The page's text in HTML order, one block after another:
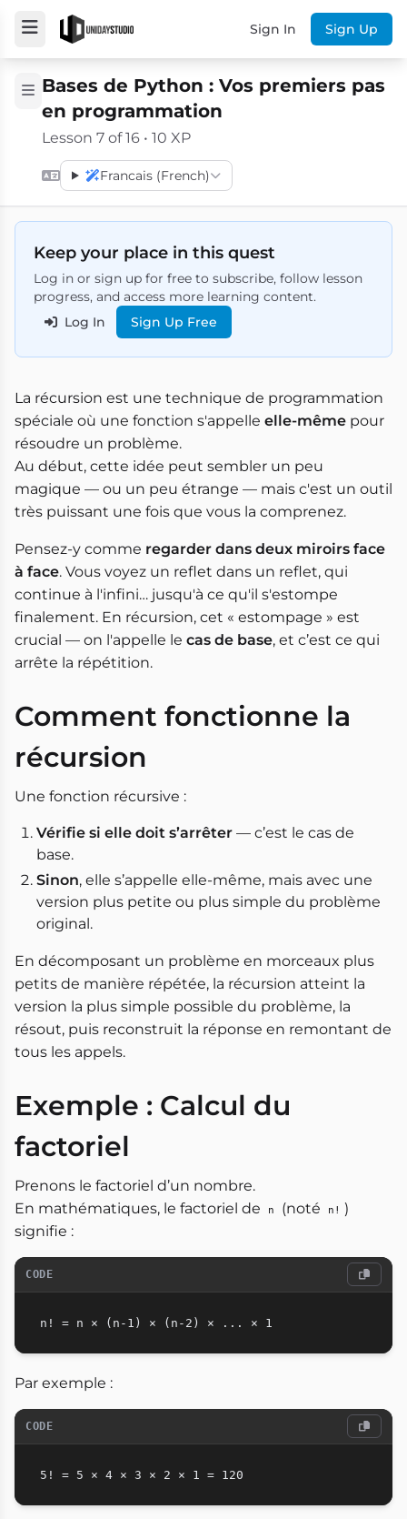
Sign In Sign Up
Bases de Python : Vos premiers pas
en programmation
Lesson 7 of 16 • 10 XP
Francais (French)
Keep your place in this quest
Log in or sign up for free to subscribe, follow lesson
progress, and access more learning content.
Log In
Sign Up Free
La récursion est une technique de programmation
spéciale où une fonction s'appelle elle-même pour
résoudre un problème.
Au début, cette idée peut sembler un peu
magique — ou un peu étrange — mais c'est un outil
très puissant une fois que vous la comprenez.
Pensez-y comme regarder dans deux miroirs face
à face. Vous voyez un reflet dans un reflet, qui
continue à l'infini… jusqu'à ce qu'il s'estompe
finalement. En récursion, cet « estompage » est
crucial — on l'appelle le cas de base, et c’est ce qui
arrête la répétition.
Comment fonctionne la
récursion
Une fonction récursive :
Vérifie si elle doit s’arrêter — c’est le cas de
base.
Sinon, elle s’appelle elle-même, mais avec une
version plus petite ou plus simple du problème
original.
En décomposant un problème en morceaux plus
petits de manière répétée, la récursion atteint la
version la plus simple possible du problème, la
résout, puis reconstruit la réponse en remontant de
tous les appels.
Exemple : Calcul du
factoriel
Prenons le factoriel d’un nombre.
En mathématiques, le factoriel de
n (noté n! )
signifie :
CODE
Par exemple :
CODE